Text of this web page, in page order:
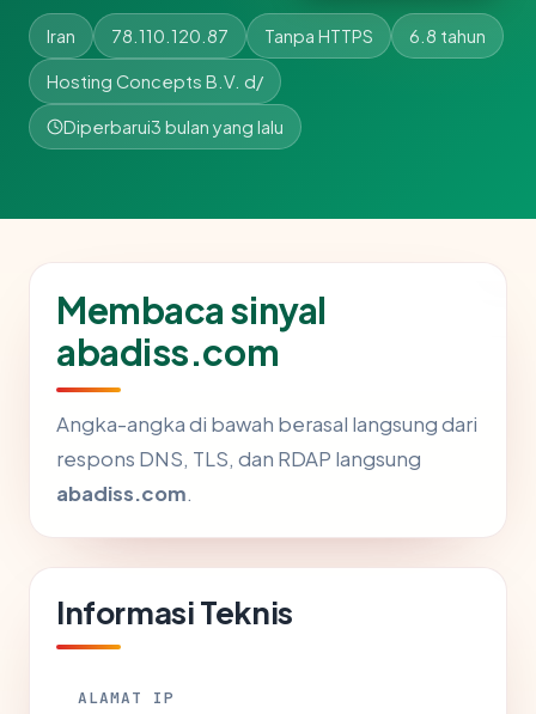
Iran 78.110.120.87 Tanpa HTTPS 6.8 tahun
Hosting Concepts B.V. d/
Diperbarui3 bulan yang lalu
Membaca sinyal
abadiss.com
Angka-angka di bawah berasal langsung dari
respons DNS, TLS, dan RDAP langsung
abadiss.com.
Informasi Teknis
ALAMAT IP